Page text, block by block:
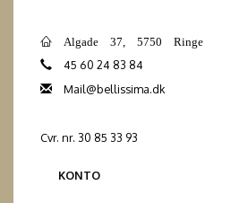
Algade 37, 5750 Ringe
45 60 24 83 84
Mail@bellissima.dk
Cvr. nr. 30 85 33 93
KONTO